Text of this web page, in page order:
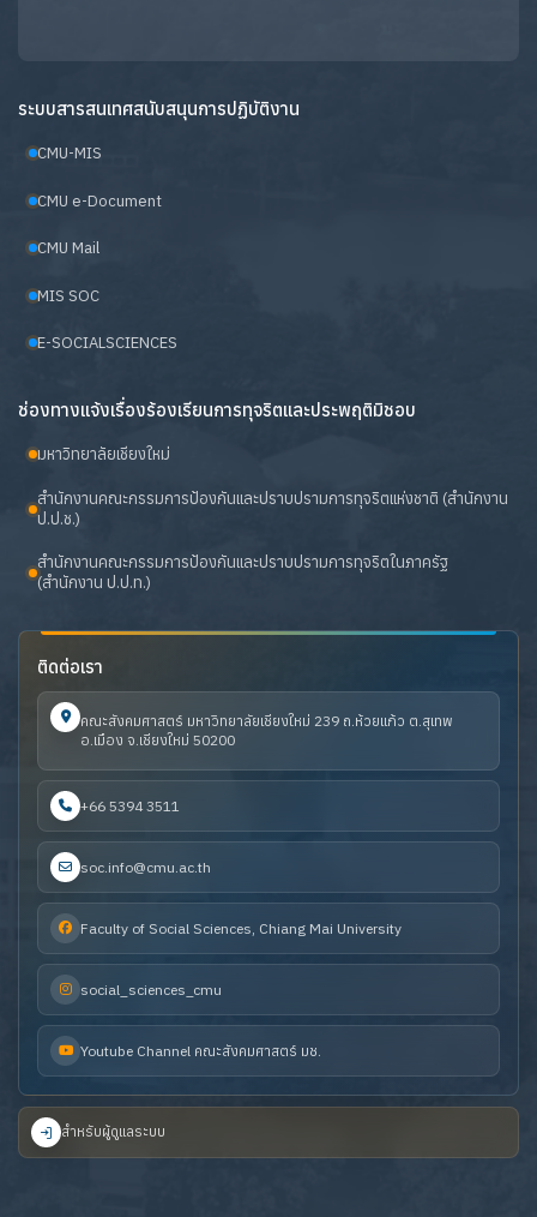
ระบบสารสนเทศสนับสนุนการปฏิบัติงาน
CMU-MIS
CMU e-Document
CMU Mail
MIS SOC
E-SOCIALSCIENCES
ช่องทางแจ้งเรื่องร้องเรียนการทุจริตและประพฤติมิชอบ
มหาวิทยาลัยเชียงใหม่
สำนักงานคณะกรรมการป้องกันและปราบปรามการทุจริตแห่งชาติ (สำนักงาน
ป.ป.ช.)
สำนักงานคณะกรรมการป้องกันและปราบปรามการทุจริตในภาครัฐ
(สำนักงาน ป.ป.ท.)
ติดต่อเรา
คณะสังคมศาสตร์ มหาวิทยาลัยเชียงใหม่ 239 ถ.ห้วยแก้ว ต.สุเทพ
อ.เมือง จ.เชียงใหม่ 50200
+66 5394 3511
soc.info@cmu.ac.th
Faculty of Social Sciences, Chiang Mai University
social_sciences_cmu
Youtube Channel คณะสังคมศาสตร์ มช.
สำหรับผู้ดูแลระบบ